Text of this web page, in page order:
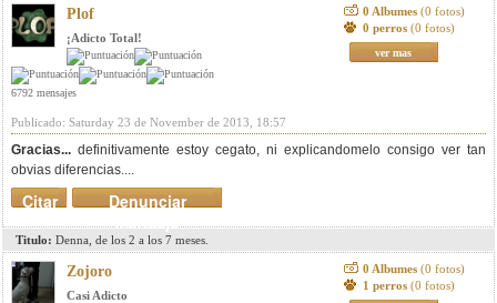
Plof
¡Adicto Total!
6792 mensajes
0 Albumes (0 fotos)
0 perros (0 fotos)
ver mas
Publicado: Saturday 23 de November de 2013, 18:57
Gracias... definitivamente estoy cegato, ni explicandomelo consigo ver tan
obvias diferencias....
Denunciar
mensaje
Citar
Titulo: Denna, de los 2 a los 7 meses.
Zojoro
Casi Adicto
0 Albumes (0 fotos)
1 perros (0 fotos)